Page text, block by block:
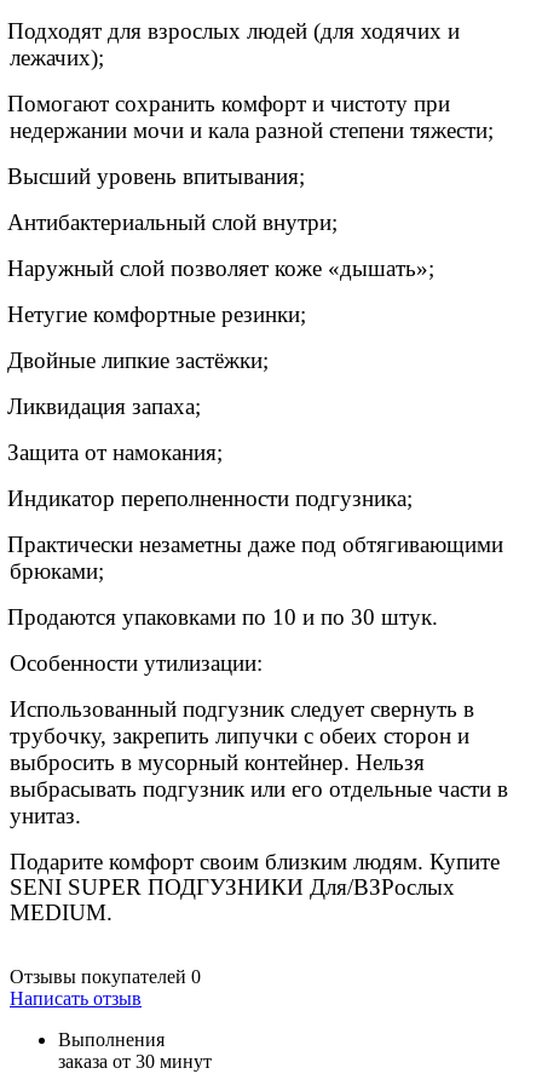
Подходят для взрослых людей (для ходячих и
лежачих);
Помогают сохранить комфорт и чистоту при
недержании мочи и кала разной степени тяжести;
Высший уровень впитывания;
Антибактериальный слой внутри;
Наружный слой позволяет коже «дышать»;
Нетугие комфортные резинки;
Двойные липкие застёжки;
Ликвидация запаха;
Защита от намокания;
Индикатор переполненности подгузника;
Практически незаметны даже под обтягивающими
брюками;
Продаются упаковками по 10 и по 30 штук.
Особенности утилизации:
Использованный подгузник следует свернуть в
трубочку, закрепить липучки с обеих сторон и
выбросить в мусорный контейнер. Нельзя
выбрасывать подгузник или его отдельные части в
унитаз.
Подарите комфорт своим близким людям. Купите
SENI SUPER ПОДГУЗНИКИ Для/ВЗРослых
MEDIUM.
Отзывы покупателей 0
Написать отзыв
Выполнения
заказа от 30 минут